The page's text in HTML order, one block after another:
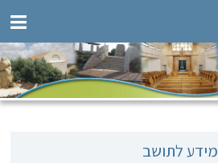
מידע לתושב